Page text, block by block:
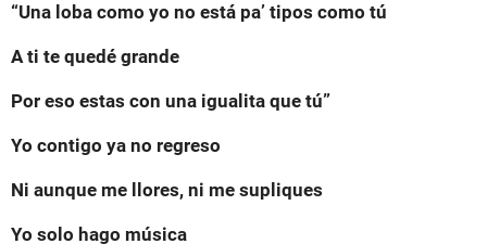
“Una loba como yo no está pa’ tipos como tú
A ti te quedé grande
Por eso estas con una igualita que tú”
Yo contigo ya no regreso
Ni aunque me llores, ni me supliques
Yo solo hago música